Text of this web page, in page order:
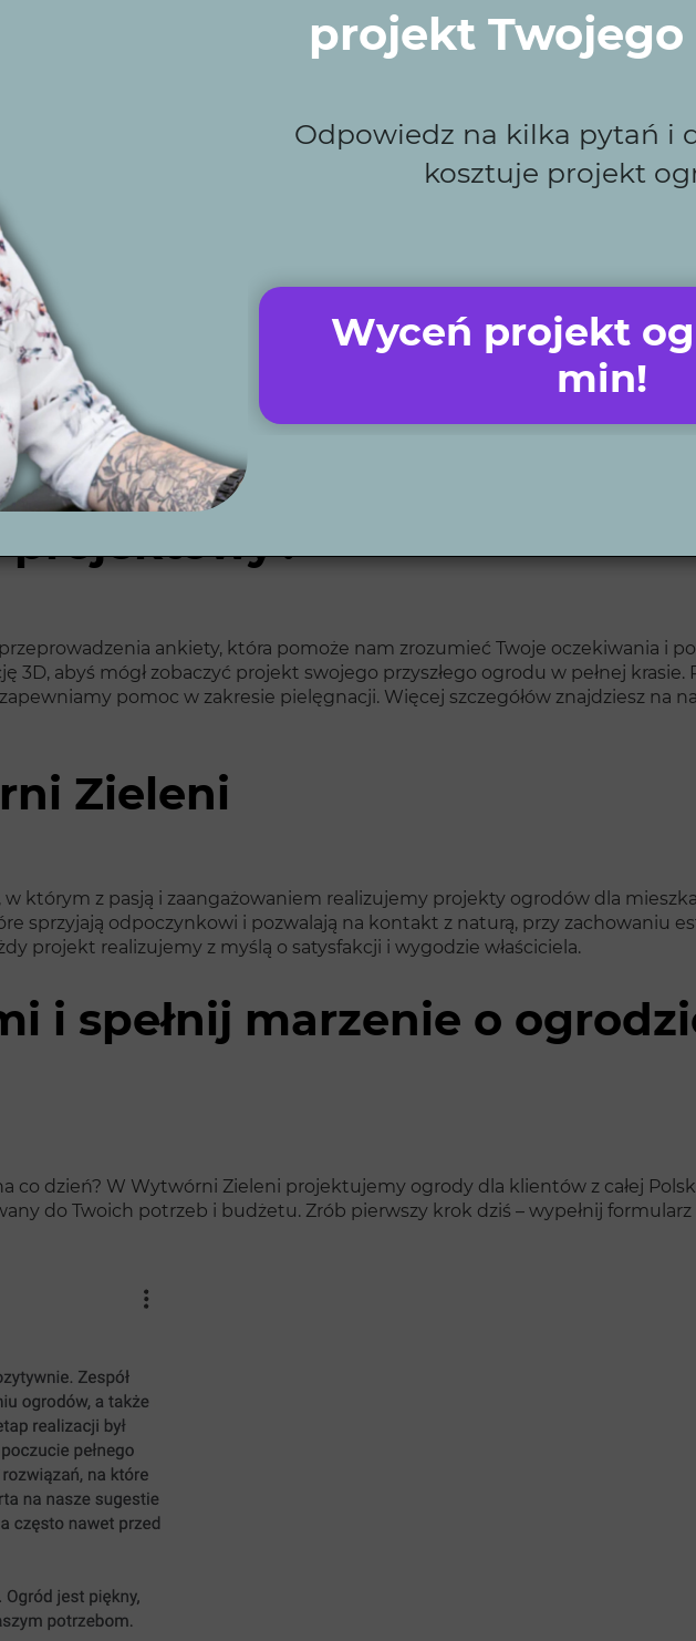
tworzy przestrzenie zielone dla mieszkańców Wielbarku. Każdy
z funkcjonalnością i indywidualnym podejściem do klienta. Dzięki nam Twój
dlatego nasze projekty wykonujemy zawsze zgodnie z ustalonym
starań, aby spełnić Twoje oczekiwania i stworzyć ogród, który
pomagamy, oszczędzając Twój czas i pieniądze.
wieloletnie doświadczenie przekłada się na doskonałą jakość każdego
takie jak automatyczne kosiarki, systemy nawadniania i
zdalnie, co sprawia, że możesz korzystać z naszych usług, niezależnie
o indywidualne podejście i unikalność każdego projektu. Dla nas każdy
projektowy?
ankiety, która pomoże nam zrozumieć Twoje oczekiwania i
abyś mógł zobaczyć projekt swojego przyszłego ogrodu w pełnej
pomoc w zakresie pielęgnacji. Więcej szczegółów znajdziesz na
Zieleni
w którym z pasją i zaangażowaniem realizujemy projekty ogrodów dla
sprzyjają odpoczynkowi i pozwalają na kontakt z naturą, przy zachowaniu
projekt realizujemy z myślą o satysfakcji i wygodzie właściciela.
i spełnij marzenie o
co dzień? W Wytwórni Zieleni projektujemy ogrody dla klientów z całej
do Twoich potrzeb i budżetu. Zrób pierwszy krok dziś – wypełnij
projekt
Odpowiedz na kilka pytań i
kosztuje projekt
Wyceń projekt
min!